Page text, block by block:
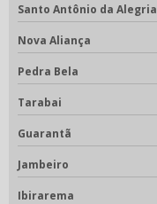
Santo Antônio da Alegria
Nova Aliança
Pedra Bela
Tarabai
Guarantã
Jambeiro
Ibirarema